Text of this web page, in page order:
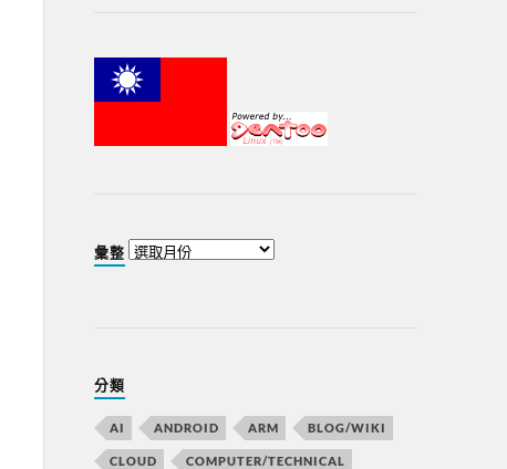
彙整
分類
AI ANDROID ARM BLOG/WIKI
CLOUD COMPUTER/TECHNICAL